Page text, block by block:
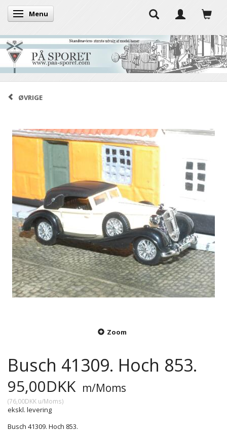
Skifte navigation
Menu
ØVRIGE
Zoom
Busch 41309. Hoch 853.
95,00DKK m/Moms
(76,00DKK u/Moms)
ekskl. levering
Busch 41309. Hoch 853.